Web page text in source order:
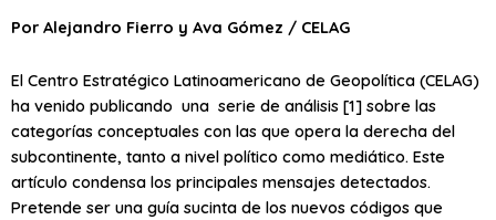
Por Alejandro Fierro y Ava Gómez / CELAG
El Centro Estratégico Latinoamericano de Geopolítica (CELAG)
ha venido publicando una serie de análisis [1] sobre las
categorías conceptuales con las que opera la derecha del
subcontinente, tanto a nivel político como mediático. Este
artículo condensa los principales mensajes detectados.
Pretende ser una guía sucinta de los nuevos códigos que